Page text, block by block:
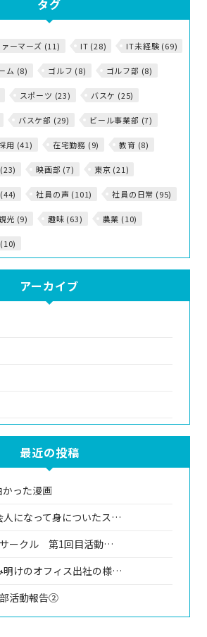
タグ
ーマーズ (11) IT (28) IT未経験 (69)
ム (8) ゴルフ (8) ゴルフ部 (8)
スポーツ (23) バスケ (25)
バスケ部 (29) ビール事業部 (7)
用 (41) 在宅勤務 (9) 教育 (8)
映画部 (7) 東京 (21)
社員の声 (101) 社員の日常 (95)
光 (9) 趣味 (63) 農業 (10)
アーカイブ
最近の投稿
った漫画
になって身についたス…
サークル 第1回目活動…
けのオフィス出社の様…
部活動報告②